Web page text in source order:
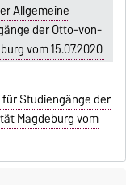
Allgemeine
der Otto-von-
vom 15.07.2020
Studiengänge der
Magdeburg vom